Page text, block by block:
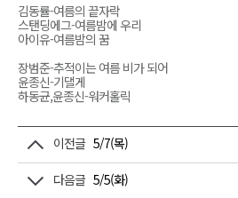
김동률-여름의 끝자락
스탠딩에그-여름밤에 우리
아이유-여름밤의 꿈
장범준-추적이는 여름 비가 되어
윤종신-기댈게
하동균,윤종신-워커홀릭
이전글 5/7(목)
다음글 5/5(화)